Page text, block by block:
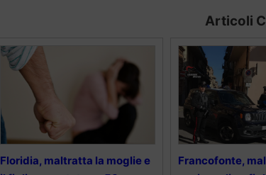
Articoli
Floridia, maltratta la moglie e
Francofonte,